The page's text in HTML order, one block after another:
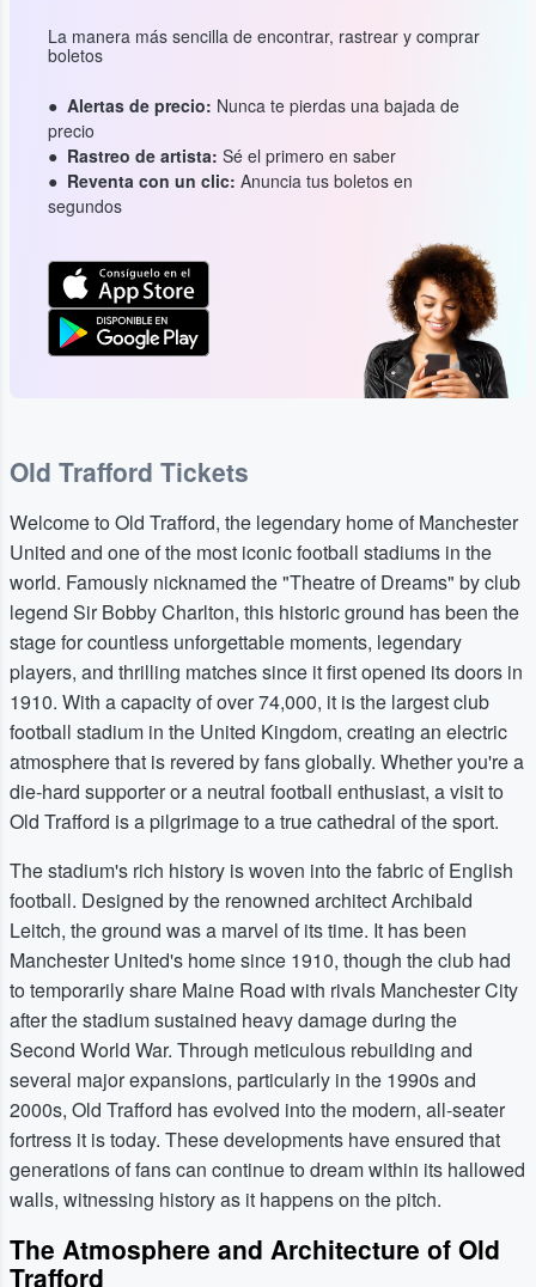
La manera más sencilla de encontrar, rastrear y comprar
boletos
Alertas de precio: Nunca te pierdas una bajada de
precio
Rastreo de artista: Sé el primero en saber
Reventa con un clic: Anuncia tus boletos en
segundos
Old Trafford Tickets
Welcome to Old Trafford, the legendary home of Manchester
United and one of the most iconic football stadiums in the
world. Famously nicknamed the "Theatre of Dreams" by club
legend Sir Bobby Charlton, this historic ground has been the
stage for countless unforgettable moments, legendary
players, and thrilling matches since it first opened its doors in
1910. With a capacity of over 74,000, it is the largest club
football stadium in the United Kingdom, creating an electric
atmosphere that is revered by fans globally. Whether you're a
die-hard supporter or a neutral football enthusiast, a visit to
Old Trafford is a pilgrimage to a true cathedral of the sport.
The stadium's rich history is woven into the fabric of English
football. Designed by the renowned architect Archibald
Leitch, the ground was a marvel of its time. It has been
Manchester United's home since 1910, though the club had
to temporarily share Maine Road with rivals Manchester City
after the stadium sustained heavy damage during the
Second World War. Through meticulous rebuilding and
several major expansions, particularly in the 1990s and
2000s, Old Trafford has evolved into the modern, all-seater
fortress it is today. These developments have ensured that
generations of fans can continue to dream within its hallowed
walls, witnessing history as it happens on the pitch.
The Atmosphere and Architecture of Old
Trafford